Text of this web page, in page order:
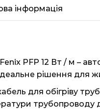
інформація
​​PFP 12 Вт / м –
рішення для
для обігріву
трубопроводу